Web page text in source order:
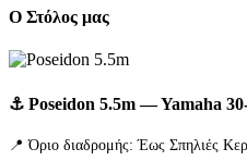
Ο Στόλος μας
⚓ Poseidon 5.5m — Yamaha
📍 Όριο διαδρομής: Έως Σπηλιές